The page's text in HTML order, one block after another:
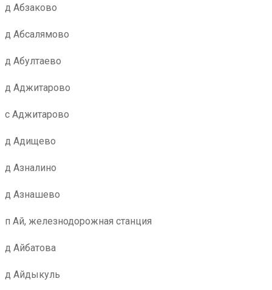
д Абзаково
д Абсалямово
д Абултаево
д Аджитарово
с Аджитарово
д Адищево
д Азналино
д Азнашево
п Ай, железнодорожная станция
д Айбатова
д Айдыкуль